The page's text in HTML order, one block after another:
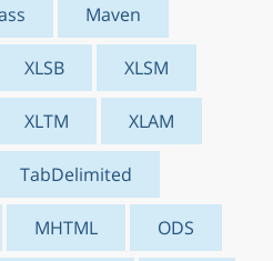
Maven
XLSB XLSM
XLTM XLAM
TabDelimited
MHTML ODS